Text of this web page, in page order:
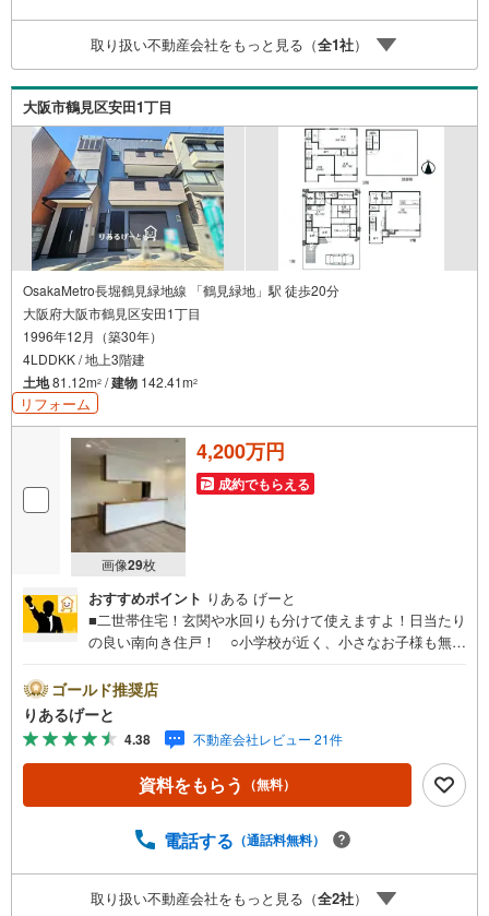
会 随時開催中】〇お客様の条件にベストな住宅ローン商
品のご提案〇住宅ローンの金利や優遇率、審査基準などを
詳しくご説明〇住宅ローンとリフォームローンの一体型商
品もご提案〇仕事や収入・現在過去の借入による住宅ロー
ンへの問題解決是非ともお問合せ下さい
取り扱い不動産会社をもっと見る（全1社）
大阪市鶴見区安田1丁目
OsakaMetro長堀鶴見緑地線 「鶴見緑地」駅 徒歩20分
大阪府大阪市鶴見区安田1丁目
1996年12月（築30年）
4LDDKK / 地上3階建
土地81.12m2 /建物 142.41m2
リフォーム
画像29枚
4,200万円
成約でもらえる
おすすめポイント りある げーと
■二世帯住宅！玄関や水回りも分けて使えますよ！日当たり
の良い南向き住戸！ ○小学校が近く、小さなお子様も無理
や休日のショッピングも楽しめそう！■物件検討中のお客さ
ま！ちょっと見学してみたいだけなどでも内覧可能です！
売主さまの都合等で見学ができない場合がございます。お
気軽に「りあるげーと」までお問合わせ下さい！■「りある
げーと」が選ばれるポイント！■年中休まず営業中！いつで
も対応致します！・営業時間:9:00～21:00上記の時間帯
す！■各種相談、承ります！■【無料送迎】「小さなお子さ
らい」などご相談ください！営業スタッフがご自宅に伺っ
て送迎致します！【リフォーム相談】資格を持った専門ス
ゴールド推奨店
りあるげーと
4.38 不動産会社レビュー 21件
資料をもらう （無料）
電話する （通話料無料）
取り扱い不動産会社をもっと見る（全2社）